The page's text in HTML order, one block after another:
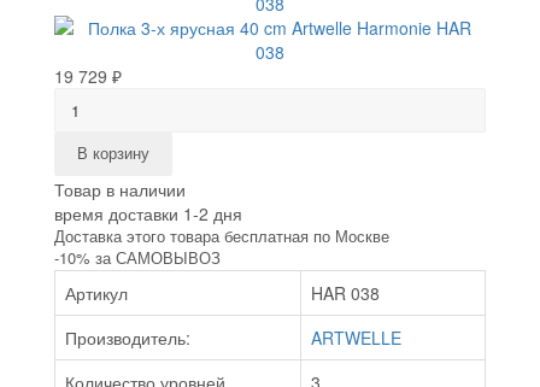
19 729 ₽
В корзину
Товар в наличии
время доставки 1-2 дня
Доставка этого товара бесплатная по Москве
-10% за САМОВЫВОЗ
Артикул
HAR 038
Производитель:
ARTWELLE
Количество уровней
3